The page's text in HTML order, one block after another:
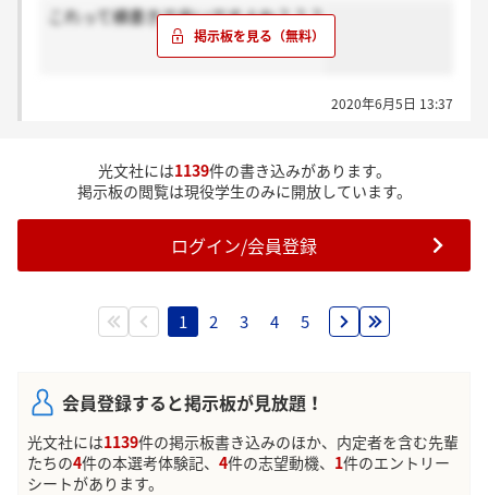
これって横書きで良いですよね？？？
2020年6月5日 13:37
光文社には1139件の書き込みがあります。
掲示板の閲覧は現役学生のみに開放しています。
ログイン/会員登録
1 2 3 4 5
会員登録すると掲示板が見放題！
光文社には1139件の掲示板書き込みのほか、内定者を含む先輩
たちの4件の本選考体験記、 4件の志望動機、 1件のエントリー
シートがあります。